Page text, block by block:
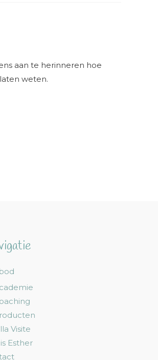
aan te herinneren hoe
weten.
Visite
Esther